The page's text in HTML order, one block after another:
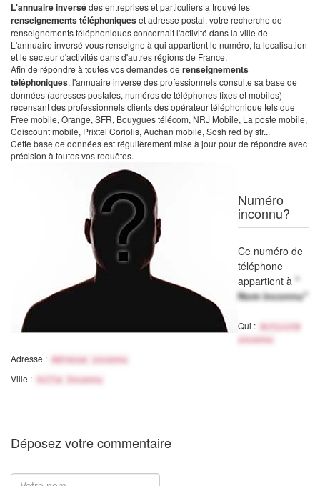
L'annuaire inversédes entreprises et particuliers a trouvé les
renseignements téléphoniqueset adresse postal, votre recherche de
renseignements téléphoniques concernait l'activité dans la ville de .
L'annuaire inversé vous renseigne à qui appartient le numéro, la localisation
et le secteur d'activités dans d'autres régions de France.
Afin de répondre à toutes vos demandes de renseignements
téléphoniques, l'annuaire inverse des professionnels consulte sa base de
données (adresses postales, numéros de téléphones fixes et mobiles)
recensant des professionnels clients des opérateur téléphonique tels que
Free mobile, Orange, SFR, Bouygues télécom, NRJ Mobile, La poste mobile,
Cdiscount mobile, Prixtel Coriolis, Auchan mobile, Sosh red by sfr...
Cette base de données est régulièrement mise à jour pour de répondre avec
précision à toutes vos requêtes.
Numéro
inconnu?
Ce numéro de
téléphone
appartient à "
Nom inconnu"
Qui :
Activité
inconnu
Adresse : Adresse inconnu
Ville : Ville Inconnu
Déposez votre commentaire